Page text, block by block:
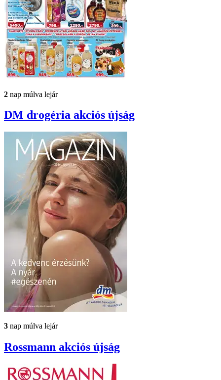
2 nap múlva lejár
DM drogéria akciós újság
3 nap múlva lejár
Rossmann akciós újság